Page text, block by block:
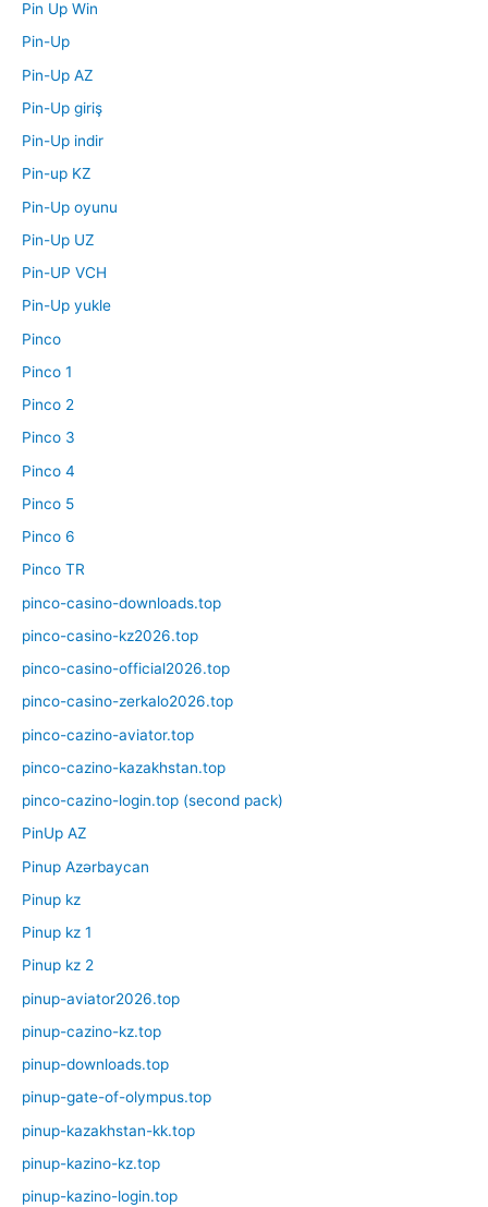
Pin Up Win
Pin-Up
Pin-Up AZ
Pin-Up giriş
Pin-Up indir
Pin-up KZ
Pin-Up oyunu
Pin-Up UZ
Pin-UP VCH
Pin-Up yukle
Pinco
Pinco 1
Pinco 2
Pinco 3
Pinco 4
Pinco 5
Pinco 6
Pinco TR
pinco-casino-downloads.top
pinco-casino-kz2026.top
pinco-casino-official2026.top
pinco-casino-zerkalo2026.top
pinco-cazino-aviator.top
pinco-cazino-kazakhstan.top
pinco-cazino-login.top (second pack)
PinUp AZ
Pinup Azərbaycan
Pinup kz
Pinup kz 1
Pinup kz 2
pinup-aviator2026.top
pinup-cazino-kz.top
pinup-downloads.top
pinup-gate-of-olympus.top
pinup-kazakhstan-kk.top
pinup-kazino-kz.top
pinup-kazino-login.top